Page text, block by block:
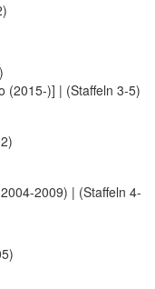
(2015-)] | (Staffeln 3-5)
2009) | (Staffeln 4-